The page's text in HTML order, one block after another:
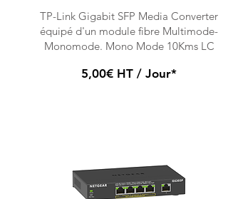
TP-Link Gigabit SFP Media Converter
équipé d'un module fibre Multimode-
Monomode. Mono Mode 10Kms LC
5,00€ HT / Jour*